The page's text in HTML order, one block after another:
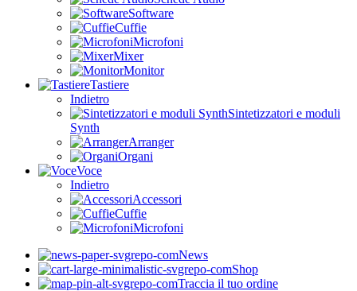
Software
Cuffie
Microfoni
Mixer
Monitor
Tastiere
Indietro
Sintetizzatori e moduli
Synth
Arranger
Organi
Voce
Indietro
Accessori
Cuffie
Microfoni
News
Shop
Traccia il tuo ordine